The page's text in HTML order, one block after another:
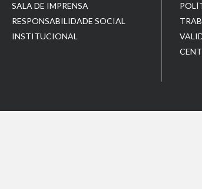
SALA DE IMPRENSA
RESPONSABILIDADE SOCIAL
INSTITUCIONAL